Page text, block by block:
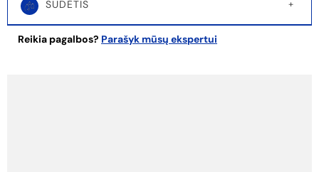
SUDĖTIS
Reikia pagalbos? Parašyk mūsų ekspertui